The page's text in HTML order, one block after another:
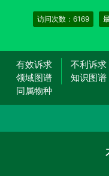
访问次数：6169
有效诉求 不利诉求
领域图谱 知识图谱
同属物种